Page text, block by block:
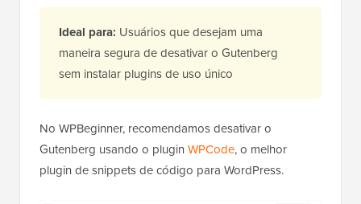
Ideal para: Usuários que desejam uma
maneira segura de desativar o Gutenberg
sem instalar plugins de uso único
No WPBeginner, recomendamos desativar o
Gutenberg usando o plugin WPCode, o melhor
plugin de snippets de código para WordPress.